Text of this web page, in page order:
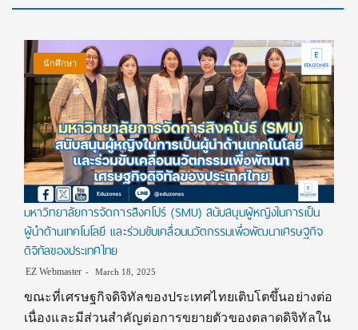
นักศึกษา
มหาวิทยาลัยการจัดการสิงคโปร์ (SMU) สนับสนุนผู้หญิงในการเป็น
ผู้นำด้านเทคโนโลยี และร่วมขับเคลื่อนนวัตกรรมเพื่อพัฒนาเศรษฐกิจ
ดิจิทัลของประเทศไทย
EZ Webmaster March 18, 2025
ขณะที่เศรษฐกิจดิจิทัลของประเทศไทยเติบโตขึ้นอย่างต่อ
เนื่องและมีส่วนสำคัญต่อการขยายตัวของตลาดดิจิทัลใน